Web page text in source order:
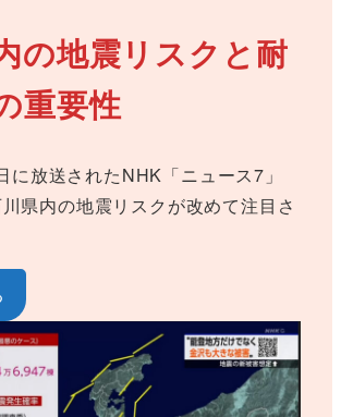
の地震リスクと耐
重要性
に放送されたNHK「ニュース7」
県内の地震リスクが改めて注目さ